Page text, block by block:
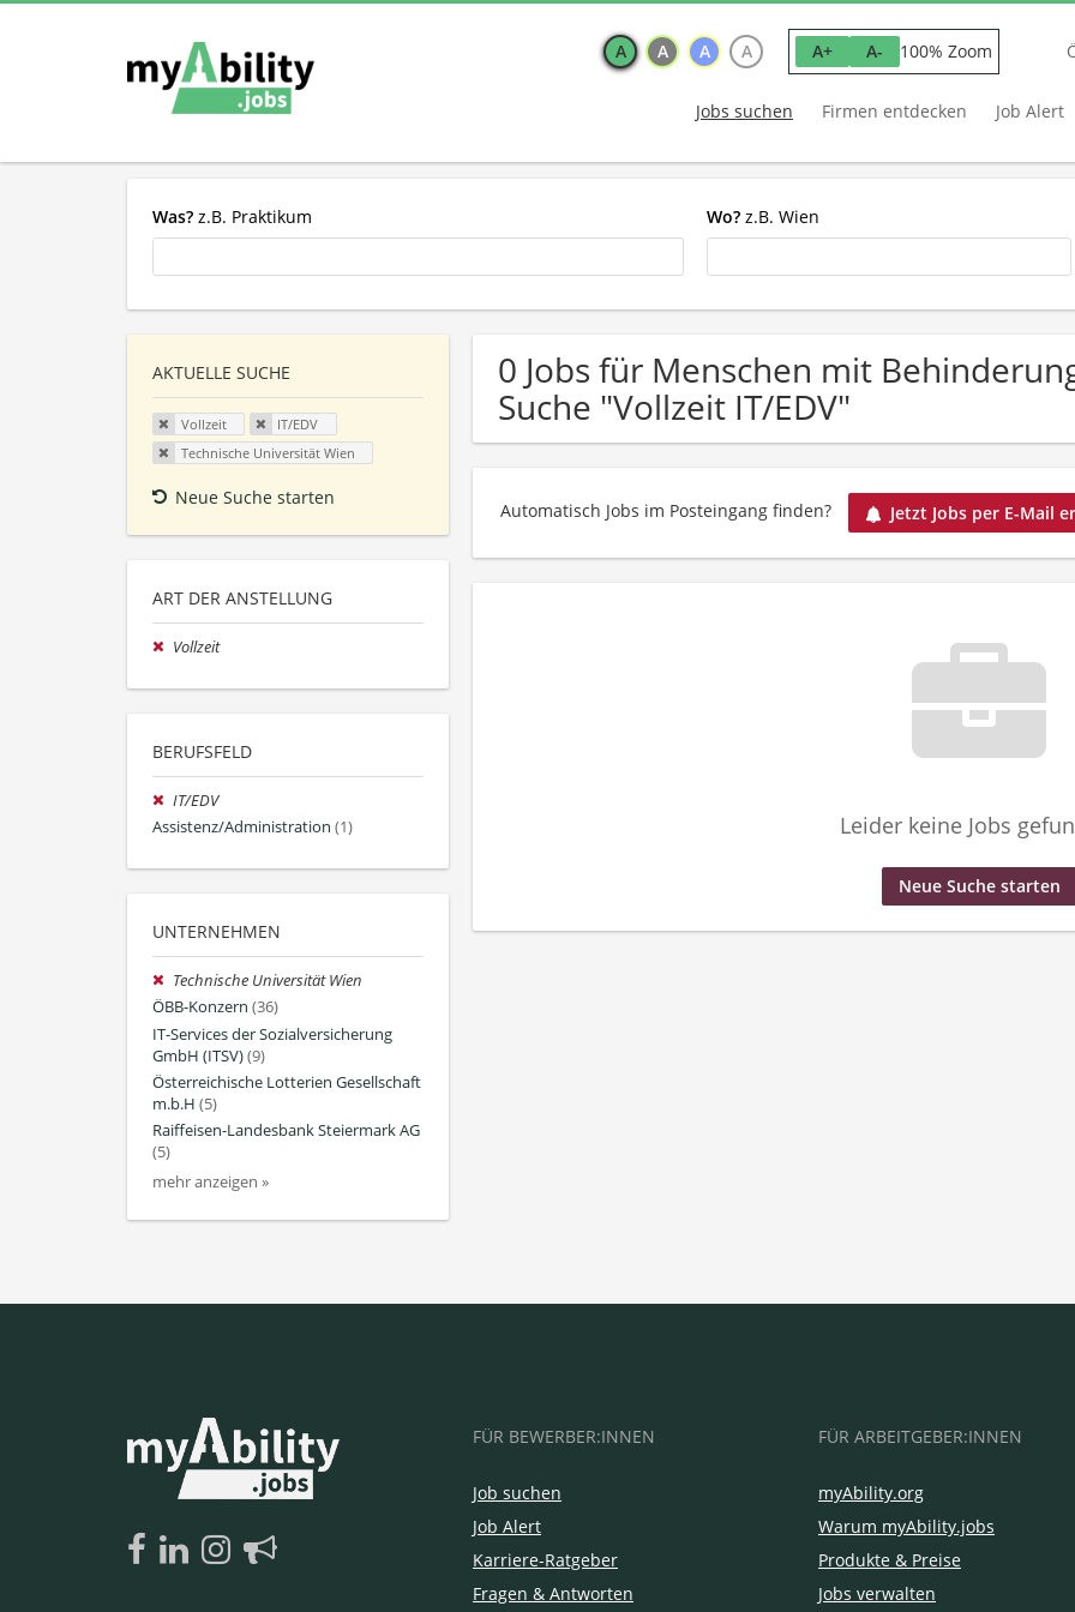
A A A A A+ A- 100% Zoom
Jobs suchen Firmen entdecken Job Alert
Was? z.B. Praktikum Wo? z.B. Wien
AKTUELLE SUCHE
Vollzeit
IT/EDV
Technische Universität Wien
Neue Suche starten
ART DER ANSTELLUNG
Vollzeit
BERUFSFELD
IT/EDV
Assistenz/Administration (1)
UNTERNEHMEN
Technische Universität Wien
ÖBB-Konzern (36)
IT-Services der Sozialversicherung
GmbH (ITSV)(9)
Österreichische Lotterien Gesellschaft
m.b.H (5)
Raiffeisen-Landesbank Steiermark AG
(5)
mehr anzeigen »
0 Jobs für Menschen mit
Suche "Vollzeit IT/EDV"
Automatisch Jobs im Posteingang finden? Jetzt Jobs per E-Mail
Leider keine Jobs
Neue Suche starten
FÜR BEWERBER:INNEN
Job suchen
Job Alert
Karriere-Ratgeber
Fragen & Antworten
FÜR ARBEITGEBER:INNEN
myAbility.org
Warum myAbility.jobs
Produkte & Preise
Jobs verwalten